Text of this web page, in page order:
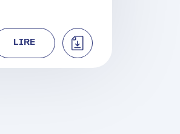
LIRE TÉLÉCHARGER